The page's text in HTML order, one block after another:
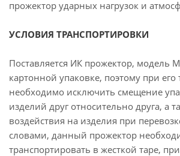
прожектор ударных нагрузок и
УСЛОВИЯ ТРАНСПОРТИРОВКИ
Поставляется ИК прожектор, модель
картонной упаковке, поэтому при его
необходимо исключить смещение
изделий друг относительно друга, а
воздействия на изделия при
словами, данный прожектор
транспортировать в жесткой таре,